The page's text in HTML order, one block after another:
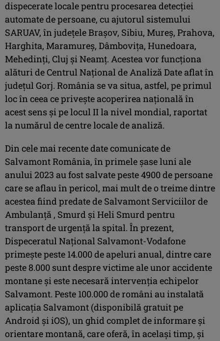
dispecerate locale pentru procesarea detecției
automate de persoane, cu ajutorul sistemului
SARUAV, în județele Brașov, Sibiu, Mureș, Prahova,
Harghita, Maramureș, Dâmbovița, Hunedoara,
Mehedinți, Cluj și Neamț. Acestea vor funcționa
alături de Centrul Național de Analiză Date aflat în
județul Gorj. România se va situa, astfel, pe primul
loc în ceea ce privește acoperirea națională în
acest sens și pe locul II la nivel mondial, raportat
la numărul de centre locale de analiză.
Din cele mai recente date comunicate de
Salvamont România, în primele șase luni ale
anului 2023 au fost salvate peste 4900 de persoane
care se aflau în pericol, mai mult de o treime dintre
acestea fiind predate de Salvamont Serviciilor de
Ambulanță , Smurd și Heli Smurd pentru
transport de urgență la spital. În prezent,
Dispeceratul Național Salvamont-Vodafone
primește peste 14.000 de apeluri anual, dintre care
peste 8.000 sunt despre victime ale unor accidente
montane și este necesară intervenția echipelor
Salvamont. Peste 100.000 de români au instalată
aplicația Salvamont (disponibilă gratuit pe
Android și iOS), un ghid complet de informare și
orientare montană, care oferă, în același timp, și